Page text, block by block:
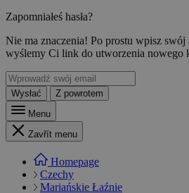
Zapomniałeś hasła?
Nie ma znaczenia! Po prostu wpisz swój
wyślemy Ci link do utworzenia nowego
Wysłać
Z powrotem
Menu
Zavřít menu
Homepage
Czechy
Mariańskie Łaźnie